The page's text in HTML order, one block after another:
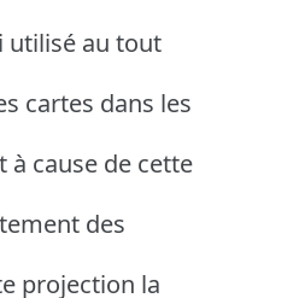
utilisé au tout
cartes dans les
à cause de cette
des
projection la